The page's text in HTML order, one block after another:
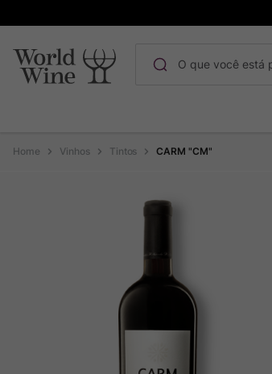
Vinhos Tintos CARM "CM"
1º Maçanita
Bodega Garzon
Pacalet
Champagne